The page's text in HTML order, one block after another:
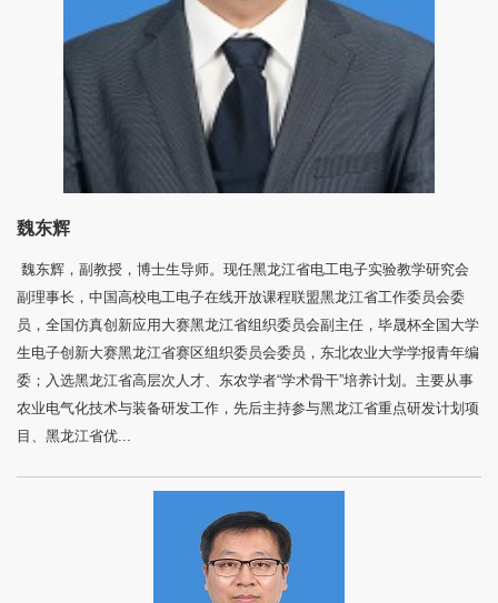
魏东辉
魏东辉，副教授，博士生导师。现任黑龙江省电工电子实验教学研究会
副理事长，中国高校电工电子在线开放课程联盟黑龙江省工作委员会委
员，全国仿真创新应用大赛黑龙江省组织委员会副主任，毕晟杯全国大学
生电子创新大赛黑龙江省赛区组织委员会委员，东北农业大学学报青年编
委；入选黑龙江省高层次人才、东农学者“学术骨干”培养计划。主要从事
农业电气化技术与装备研发工作，先后主持参与黑龙江省重点研发计划项
目、黑龙江省优...